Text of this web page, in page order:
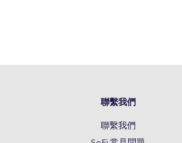
聯繫我們
聯繫我們